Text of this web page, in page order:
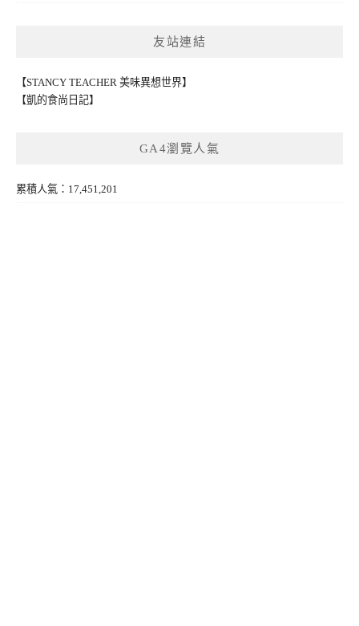
友站連結
【STANCY TEACHER 美味異想世界】
【凱的食尚日記】
GA4瀏覽人氣
累積人氣：17,451,201